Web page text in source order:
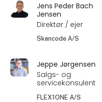
Jens Peder Bach
Jensen
Direktør / ejer
Skancode A/S
Jeppe Jørgensen
Salgs- og
servicekonsulent
FLEX1ONE A/S